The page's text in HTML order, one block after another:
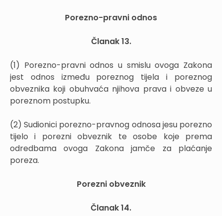
Porezno-pravni odnos
Članak 13.
(1) Porezno-pravni odnos u smislu ovoga Zakona
jest odnos između poreznog tijela i poreznog
obveznika koji obuhvaća njihova prava i obveze u
poreznom postupku.
(2) Sudionici porezno-pravnog odnosa jesu porezno
tijelo i porezni obveznik te osobe koje prema
odredbama ovoga Zakona jamče za plaćanje
poreza.
Porezni obveznik
Članak 14.